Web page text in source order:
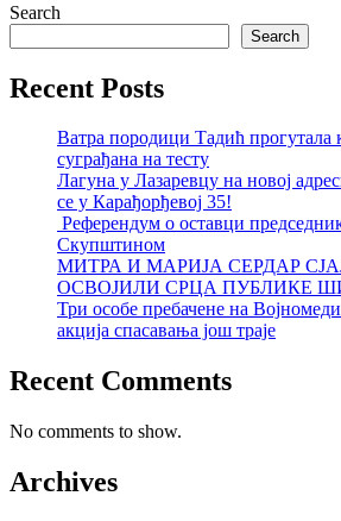
Search
Search
Recent Posts
Ватра породици Тадић прогутала
суграђана на тесту
Лагуна у Лазаревцу на новој
се у Карађорђевој 35!
Референдум о оставци
Скупштином
МИТРА И МАРИЈА СЕРДАР
ОСВОЈИЛИ СРЦА ПУБЛИКЕ
Три особе пребачене на
акција спасавања још траје
Recent Comments
No comments to show.
Archives